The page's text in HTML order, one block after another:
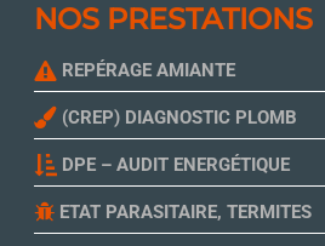
NOS PRESTATIONS
REPÉRAGE AMIANTE
(CREP) DIAGNOSTIC PLOMB
DPE – AUDIT ENERGÉTIQUE
ETAT PARASITAIRE, TERMITES